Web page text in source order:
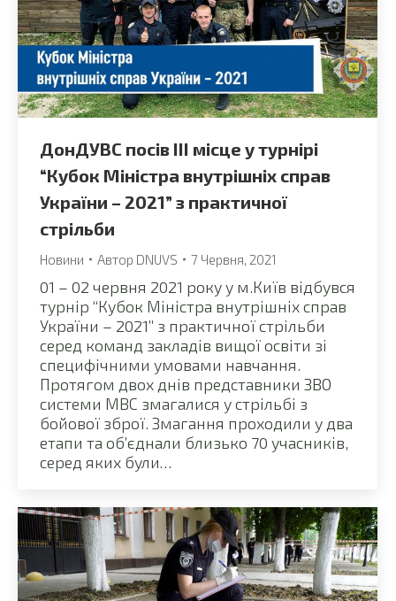
ДонДУВС посів ІІІ місце у турнірі
“Кубок Міністра внутрішніх справ
України – 2021” з практичної
стрільби
Новини Автор DNUVS 7 Червня, 2021
01 – 02 червня 2021 року у м.Київ відбувся
турнір “Кубок Міністра внутрішніх справ
України – 2021” з практичної стрільби
серед команд закладів вищої освіти зі
специфічними умовами навчання.
Протягом двох днів представники ЗВО
системи МВС змагалися у стрільбі з
бойової зброї. Змагання проходили у два
етапи та об’єднали близько 70 учасників,
серед яких були…